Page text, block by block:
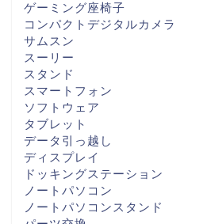
ゲーミング座椅子
コンパクトデジタルカメラ
サムスン
スーリー
スタンド
スマートフォン
ソフトウェア
タブレット
データ引っ越し
ディスプレイ
ドッキングステーション
ノートパソコン
ノートパソコンスタンド